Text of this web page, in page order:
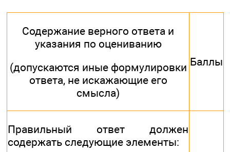
Содержание верного ответа и
указания по оцениванию
(допускаются иные формулировки
ответа, не искажающие его
смысла)
Баллы
Правильный ответ должен
содержать следующие элементы: